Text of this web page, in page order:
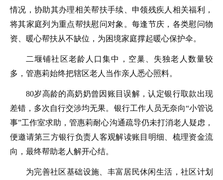
情况，协助其办理相关帮扶手续、申领残疾人相关福利，
将其家庭列为重点帮扶慰问对象。每逢节庆，各类慰问物
资、暖心帮扶从不缺位，为困境家庭撑起暖心保护伞。
二堰铺社区老龄人口集中，空巢、失独老人数量较
多，管惠莉始终把辖区老人当作亲人悉心照料。
80岁高龄的高奶奶曾因账目误解，认定银行取款出现
差错，多次自行交涉均无果。银行工作人员无奈向“小管说
事”工作室求助，管惠莉耐心沟通疏导仍未打消老人疑虑，
便邀请第三方银行负责人客观解读账目明细、梳理资金流
向，最终帮助老人解开心结。
为完善社区基础设施、丰富居民休闲生活，社区计划